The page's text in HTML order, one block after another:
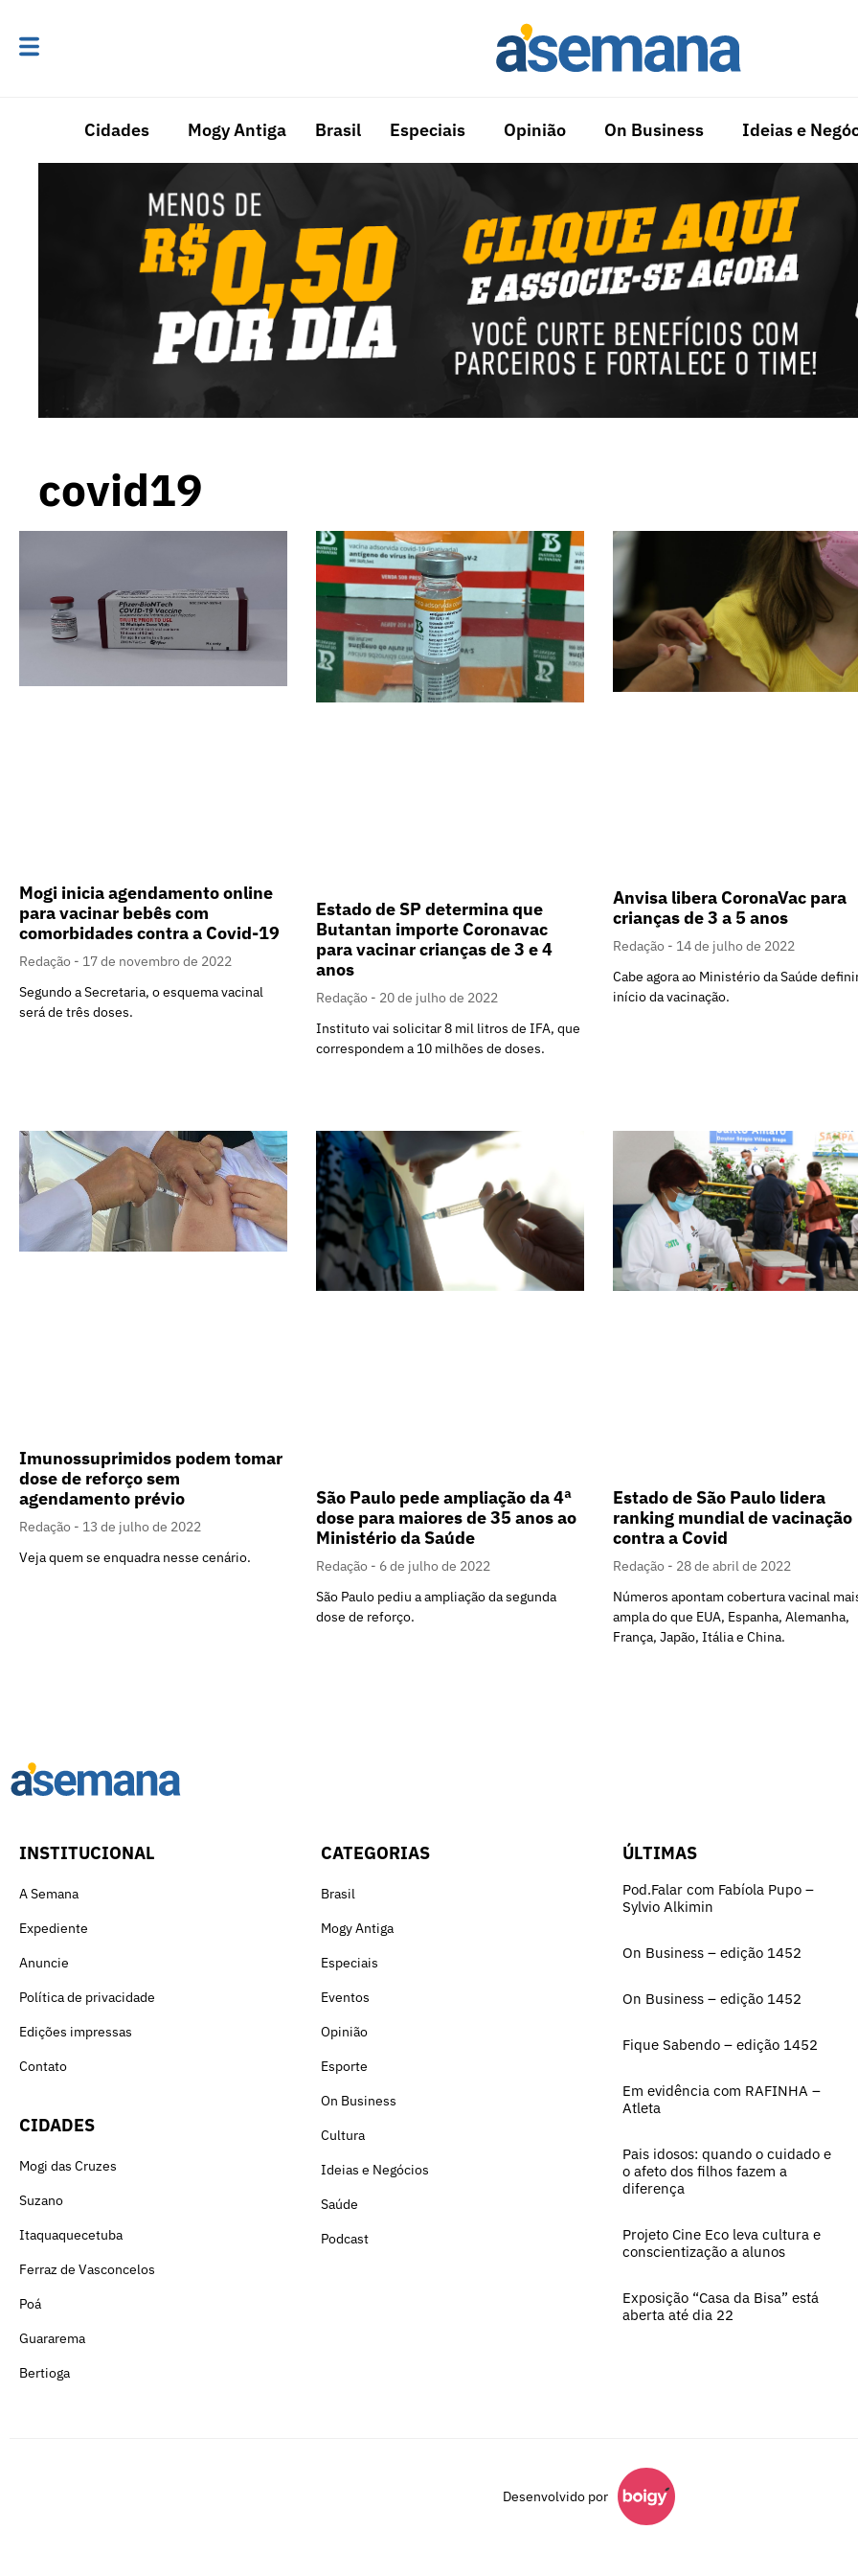
Cidades Mogy Antiga Brasil Especiais Opinião On Business Ideias e
covid19
Mogi inicia agendamento online
para vacinar bebês com
comorbidades contra a Covid-19
Redação
17 de novembro de 2022
Segundo a Secretaria, o esquema vacinal
será de três doses.
Estado de SP determina que
Butantan importe Coronavac
para vacinar crianças de 3 e 4
anos
Redação
20 de julho de 2022
Instituto vai solicitar 8 mil litros de IFA, que
correspondem a 10 milhões de doses.
Anvisa libera CoronaVac para
crianças de 3 a 5 anos
Redação
14 de julho de 2022
Cabe agora ao Ministério da Saúde
início da vacinação.
Imunossuprimidos podem tomar
dose de reforço sem
agendamento prévio
Redação
13 de julho de 2022
Veja quem se enquadra nesse cenário.
São Paulo pede ampliação da 4ª
dose para maiores de 35 anos ao
Ministério da Saúde
Redação
6 de julho de 2022
São Paulo pediu a ampliação da segunda
dose de reforço.
Estado de São Paulo lidera
ranking mundial de vacinação
contra a Covid
Redação
28 de abril de 2022
Números apontam cobertura vacinal
ampla do que EUA, Espanha, Alemanha,
França, Japão, Itália e China.
INSTITUCIONAL
A Semana
Expediente
Anuncie
Política de privacidade
Edições impressas
Contato
CIDADES
Mogi das Cruzes
Suzano
Itaquaquecetuba
Ferraz de Vasconcelos
Poá
Guararema
Bertioga
CATEGORIAS
Brasil
Mogy Antiga
Especiais
Eventos
Opinião
Esporte
On Business
Cultura
Ideias e Negócios
Saúde
Podcast
ÚLTIMAS
Pod.Falar com Fabíola Pupo –
Sylvio Alkimin
On Business – edição 1452
On Business – edição 1452
Fique Sabendo – edição 1452
Em evidência com RAFINHA –
Atleta
Pais idosos: quando o cuidado e
o afeto dos filhos fazem a
diferença
Projeto Cine Eco leva cultura e
conscientização a alunos
Exposição “Casa da Bisa” está
aberta até dia 22
Desenvolvido por